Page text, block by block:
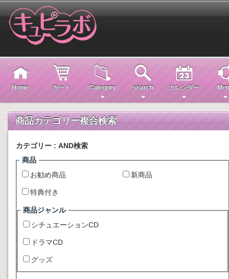
Home カート Category search カレンダー
商品カテゴリー複合検索
カテゴリー : AND検索
商品
お勧め商品
新商品
特典付き
商品ジャンル
シチュエーションCD
ドラマCD
グッズ